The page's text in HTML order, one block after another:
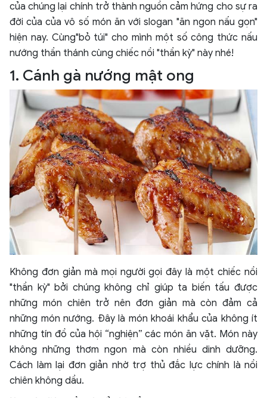
của chúng lại chính trở thành nguồn cảm hứng cho sự ra
đời của của vô số món ăn với slogan "ăn ngon nấu gọn"
hiện nay. Cùng"bỏ túi" cho mình một số công thức nấu
nướng thần thánh cùng chiếc nồi "thần kỳ" này nhé!
1. Cánh gà nướng mật ong
Không đơn giản mà mọi người gọi đây là một chiếc nồi
"thần kỳ" bởi chúng không chỉ giúp ta biến tấu được
những món chiên trở nên đơn giản mà còn đảm cả
những món nướng. Đây là món khoái khẩu của không ít
những tín đồ của hội “nghiện” các món ăn vặt. Món này
không những thơm ngon mà còn nhiều dinh dưỡng.
Cách làm lại đơn giản nhờ trợ thủ đắc lực chính là nồi
chiên không dầu.